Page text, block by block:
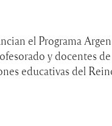
el Programa
y docentes de
educativas del